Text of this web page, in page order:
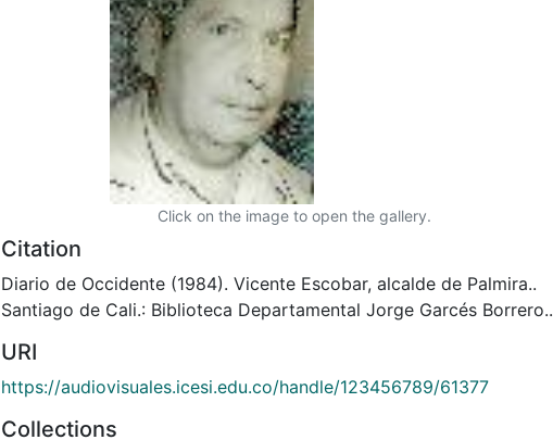
Click on the image to open the gallery.
Citation
Diario de Occidente (1984). Vicente Escobar, alcalde de Palmira..
Santiago de Cali.: Biblioteca Departamental Jorge Garcés Borrero..
URI
https://audiovisuales.icesi.edu.co/handle/123456789/61377
Collections